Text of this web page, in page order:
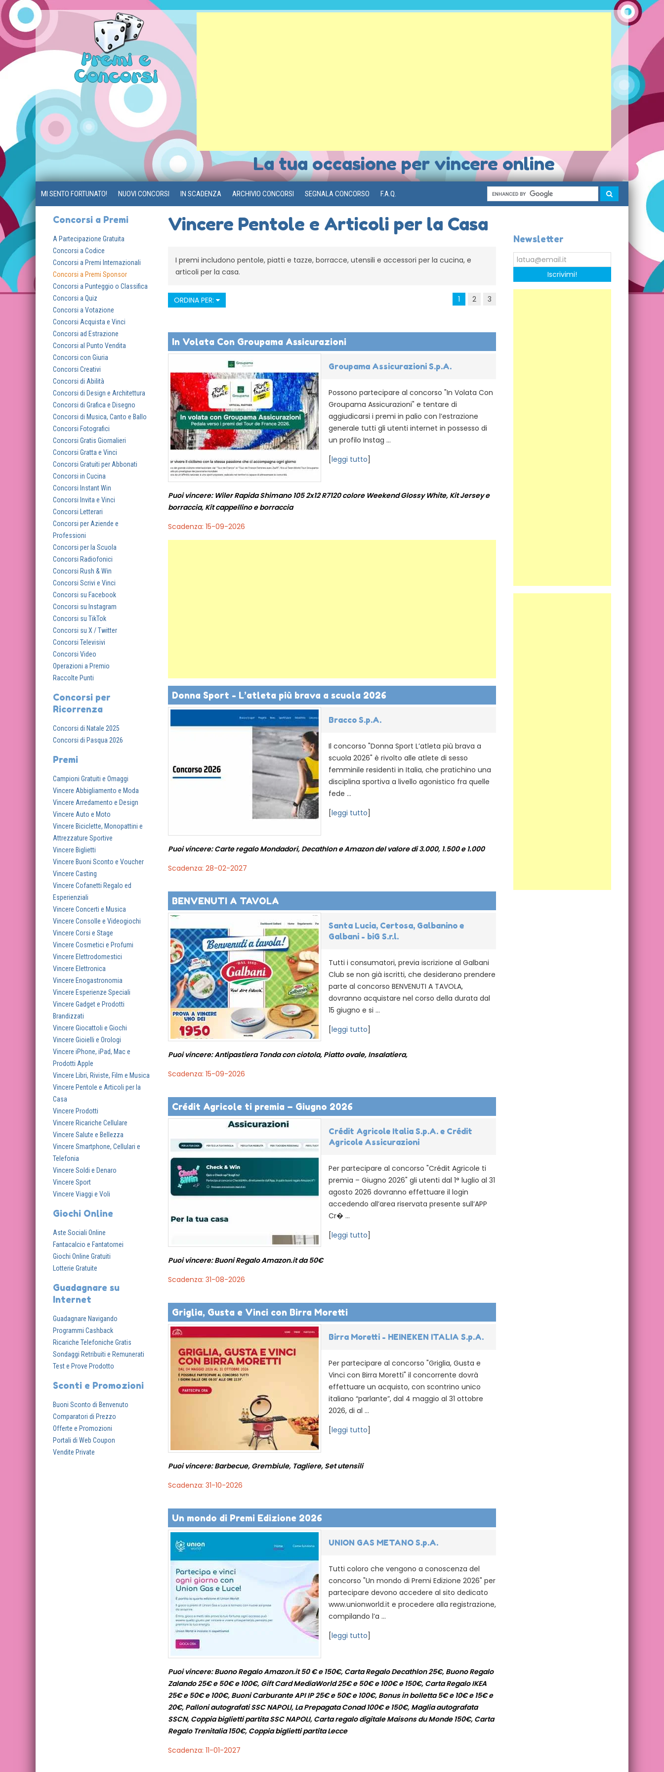
La tua occasione per vincere online
MI SENTO FORTUNATO! NUOVI CONCORSI IN SCADENZA ARCHIVIO CONCORSI SEGNALA CONCORSO F.A.Q.
Concorsi a Premi
A Partecipazione Gratuita
Concorsi a Codice
Concorsi a Premi Internazionali
Concorsi a Premi Sponsor
Concorsi a Punteggio o Classifica
Concorsi a Quiz
Concorsi a Votazione
Concorsi Acquista e Vinci
Concorsi ad Estrazione
Concorsi al Punto Vendita
Concorsi con Giuria
Concorsi Creativi
Concorsi di Abilità
Concorsi di Design e Architettura
Concorsi di Grafica e Disegno
Concorsi di Musica, Canto e Ballo
Concorsi Fotografici
Concorsi Gratis Giornalieri
Concorsi Gratta e Vinci
Concorsi Gratuiti per Abbonati
Concorsi in Cucina
Concorsi Instant Win
Concorsi Invita e Vinci
Concorsi Letterari
Concorsi per Aziende e
Professioni
Concorsi per la Scuola
Concorsi Radiofonici
Concorsi Rush & Win
Concorsi Scrivi e Vinci
Concorsi su Facebook
Concorsi su Instagram
Concorsi su TikTok
Concorsi su X / Twitter
Concorsi Televisivi
Concorsi Video
Operazioni a Premio
Raccolte Punti
Concorsi per
Ricorrenza
Concorsi di Natale 2025
Concorsi di Pasqua 2026
Premi
Campioni Gratuiti e Omaggi
Vincere Abbigliamento e Moda
Vincere Arredamento e Design
Vincere Auto e Moto
Vincere Biciclette, Monopattini e
Attrezzature Sportive
Vincere Biglietti
Vincere Buoni Sconto e Voucher
Vincere Casting
Vincere Cofanetti Regalo ed
Esperienziali
Vincere Concerti e Musica
Vincere Consolle e Videogiochi
Vincere Corsi e Stage
Vincere Cosmetici e Profumi
Vincere Elettrodomestici
Vincere Elettronica
Vincere Enogastronomia
Vincere Esperienze Speciali
Vincere Gadget e Prodotti
Brandizzati
Vincere Giocattoli e Giochi
Vincere Gioielli e Orologi
Vincere iPhone, iPad, Mac e
Prodotti Apple
Vincere Libri, Riviste, Film e Musica
Vincere Pentole e Articoli per la
Casa
Vincere Prodotti
Vincere Ricariche Cellulare
Vincere Salute e Bellezza
Vincere Smartphone, Cellulari e
Telefonia
Vincere Soldi e Denaro
Vincere Sport
Vincere Viaggi e Voli
Giochi Online
Aste Sociali Online
Fantacalcio e Fantatornei
Giochi Online Gratuiti
Lotterie Gratuite
Guadagnare su
Internet
Guadagnare Navigando
Programmi Cashback
Ricariche Telefoniche Gratis
Sondaggi Retribuiti e Remunerati
Test e Prove Prodotto
Sconti e Promozioni
Buoni Sconto di Benvenuto
Comparatori di Prezzo
Offerte e Promozioni
Portali di Web Coupon
Vendite Private
Vincere Pentole e Articoli per la Casa
I premi includono pentole, piatti e tazze, borracce, utensili e accessori per la cucina, e
articoli per la casa.
ORDINA PER: 1 2 3
In Volata Con Groupama Assicurazioni
Groupama Assicurazioni S.p.A.
Possono partecipare al concorso "In Volata Con
Groupama Assicurazioni" e tentare di
aggiudicarsi i premi in palio con l’estrazione
generale tutti gli utenti internet in possesso di
un profilo Instag ...
[leggi tutto]
Puoi vincere: Wiler Rapida Shimano 105 2x12 R7120 colore Weekend Glossy White, Kit Jersey e
borraccia, Kit cappellino e borraccia
Scadenza: 15-09-2026
Donna Sport - L’atleta più brava a scuola 2026
Bracco S.p.A.
Il concorso "Donna Sport L’atleta più brava a
scuola 2026" è rivolto alle atlete di sesso
femminile residenti in Italia, che pratichino una
disciplina sportiva a livello agonistico fra quelle
fede ...
[leggi tutto]
Puoi vincere: Carte regalo Mondadori, Decathlon e Amazon del valore di 3.000, 1.500 e 1.000
Scadenza: 28-02-2027
BENVENUTI A TAVOLA
Santa Lucia, Certosa, Galbanino e
Galbani - biG S.r.l.
Tutti i consumatori, previa iscrizione al Galbani
Club se non già iscritti, che desiderano prendere
parte al concorso BENVENUTI A TAVOLA,
dovranno acquistare nel corso della durata dal
15 giugno e si ...
[leggi tutto]
Puoi vincere: Antipastiera Tonda con ciotola, Piatto ovale, Insalatiera,
Scadenza: 15-09-2026
Crédit Agricole ti premia – Giugno 2026
Crédit Agricole Italia S.p.A. e Crédit
Agricole Assicurazioni
Per partecipare al concorso "Crédit Agricole ti
premia – Giugno 2026" gli utenti dal 1° luglio al 31
agosto 2026 dovranno effettuare il login
accedendo all’area riservata presente sull’APP
Cr� ...
[leggi tutto]
Puoi vincere: Buoni Regalo Amazon.it da 50€
Scadenza: 31-08-2026
Griglia, Gusta e Vinci con Birra Moretti
Birra Moretti - HEINEKEN ITALIA S.p.A.
Per partecipare al concorso "Griglia, Gusta e
Vinci con Birra Moretti" il concorrente dovrà
effettuare un acquisto, con scontrino unico
italiano “parlante”, dal 4 maggio al 31 ottobre
2026, di al ...
[leggi tutto]
Puoi vincere: Barbecue, Grembiule, Tagliere, Set utensili
Scadenza: 31-10-2026
Un mondo di Premi Edizione 2026
UNION GAS METANO S.p.A.
Tutti coloro che vengono a conoscenza del
concorso "Un mondo di Premi Edizione 2026" per
partecipare devono accedere al sito dedicato
www.unionworld.it e procedere alla registrazione,
compilando l’a ...
[leggi tutto]
Puoi vincere: Buono Regalo Amazon.it 50 € e 150€, Carta Regalo Decathlon 25€, Buono Regalo
Zalando 25€ e 50€ e 100€, Gift Card MediaWorld 25€ e 50€ e 100€ e 150€, Carta Regalo IKEA
25€ e 50€ e 100€, Buoni Carburante API IP 25€ e 50€ e 100€, Bonus in bolletta 5€ e 10€ e 15€ e
20€, Palloni autografati SSC NAPOLI, La Prepagata Conad 100€ e 150€, Maglia autografata
SSCN, Coppia biglietti partita SSC NAPOLI, Carta regalo digitale Maisons du Monde 150€, Carta
Regalo Trenitalia 150€, Coppia biglietti partita Lecce
Scadenza: 11-01-2027
Newsletter
Iscrivimi!